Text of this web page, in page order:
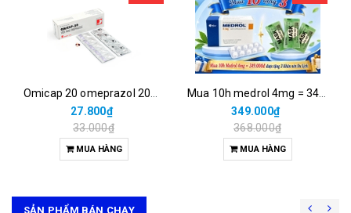
27.800₫
33.000₫
MUA HÀNG
349.000₫
368.000₫
MUA HÀNG
SẢN PHẨM BÁN CHẠY